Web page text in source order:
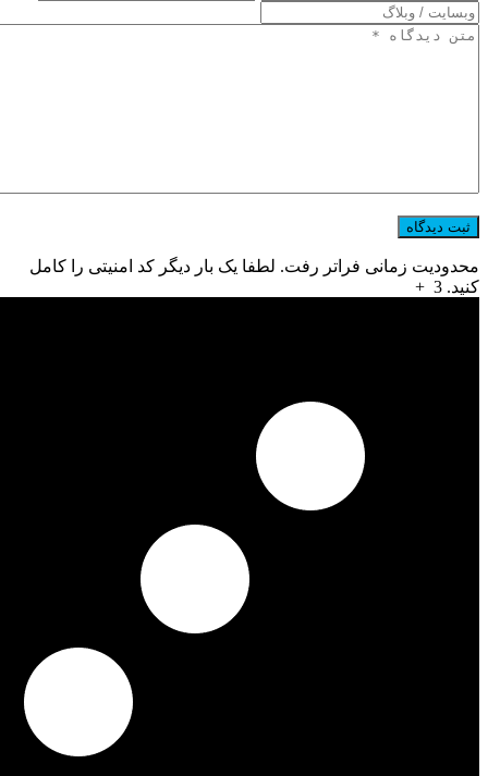
محدودیت زمانی فراتر رفت. لطفا یک بار دیگر کد امنیتی را کامل
کنید. 3
+